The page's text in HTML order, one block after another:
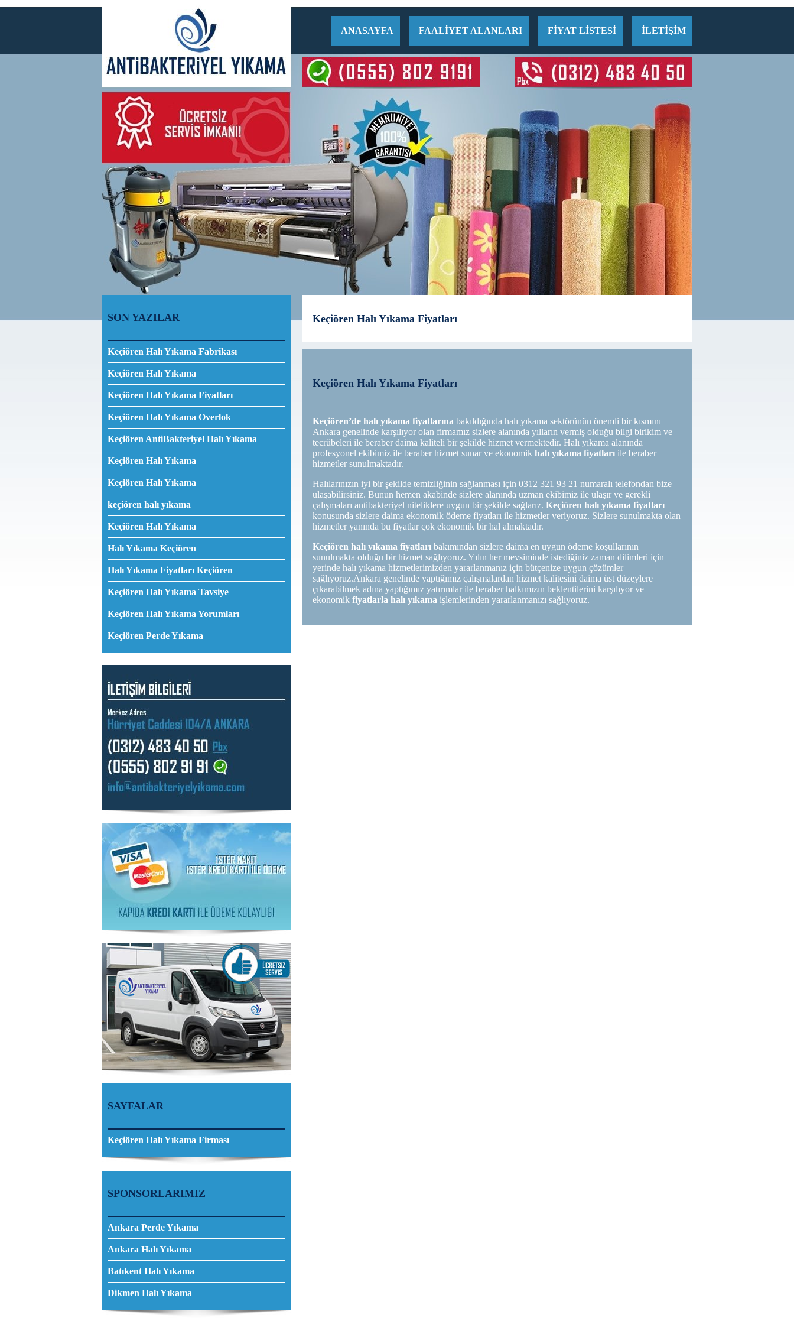
ANASAYFA FAALİYET ALANLARI FİYAT LİSTESİ İLETİŞİM
Keçiören Halı Yıkama Fiyatları
Keçiören Halı Yıkama Fiyatları
Keçiören’de halı yıkama fiyatlarına bakıldığında halı yıkama sektörünün önemli bir kısmını
Ankara genelinde karşılıyor olan firmamız sizlere alanında yılların vermiş olduğu bilgi birikim ve
tecrübeleri ile beraber daima kaliteli bir şekilde hizmet vermektedir. Halı yıkama alanında
profesyonel ekibimiz ile beraber hizmet sunar ve ekonomik halı yıkama fiyatları ile beraber
hizmetler sunulmaktadır.
Halılarınızın iyi bir şekilde temizliğinin sağlanması için 0312 321 93 21 numaralı telefondan bize
ulaşabilirsiniz. Bunun hemen akabinde sizlere alanında uzman ekibimiz ile ulaşır ve gerekli
çalışmaları antibakteriyel niteliklere uygun bir şekilde sağlarız. Keçiören halı yıkama fiyatları
konusunda sizlere daima ekonomik ödeme fiyatları ile hizmetler veriyoruz. Sizlere sunulmakta olan
hizmetler yanında bu fiyatlar çok ekonomik bir hal almaktadır.
Keçiören halı yıkama fiyatları bakımından sizlere daima en uygun ödeme koşullarının
sunulmakta olduğu bir hizmet sağlıyoruz. Yılın her mevsiminde istediğiniz zaman dilimleri için
yerinde halı yıkama hizmetlerimizden yararlanmanız için bütçenize uygun çözümler
sağlıyoruz.Ankara genelinde yaptığımız çalışmalardan hizmet kalitesini daima üst düzeylere
çıkarabilmek adına yaptığımız yatırımlar ile beraber halkımızın beklentilerini karşılıyor ve
ekonomik fiyatlarla halı yıkama işlemlerinden yararlanmanızı sağlıyoruz.
SON YAZILAR
Keçiören Halı Yıkama Fabrikası
Keçiören Halı Yıkama
Keçiören Halı Yıkama Fiyatları
Keçiören Halı Yıkama Overlok
Keçiören AntiBakteriyel Halı Yıkama
Keçiören Halı Yıkama
Keçiören Halı Yıkama
keçiören halı yıkama
Keçiören Halı Yıkama
Halı Yıkama Keçiören
Halı Yıkama Fiyatları Keçiören
Keçiören Halı Yıkama Tavsiye
Keçiören Halı Yıkama Yorumları
Keçiören Perde Yıkama
SAYFALAR
Keçiören Halı Yıkama Firması
SPONSORLARIMIZ
Ankara Perde Yıkama
Ankara Halı Yıkama
Batıkent Halı Yıkama
Dikmen Halı Yıkama